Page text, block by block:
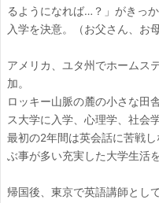
るようになれば…？」がきっ
入学を決意。（お父さん、お
アメリカ、ユタ州でホームス
加。
ロッキー山脈の麓の小さな田
ス大学に入学、心理学、社会
最初の2年間は英会話に苦戦
ぶ事が多い充実した大学生活
帰国後、東京で英語講師とし